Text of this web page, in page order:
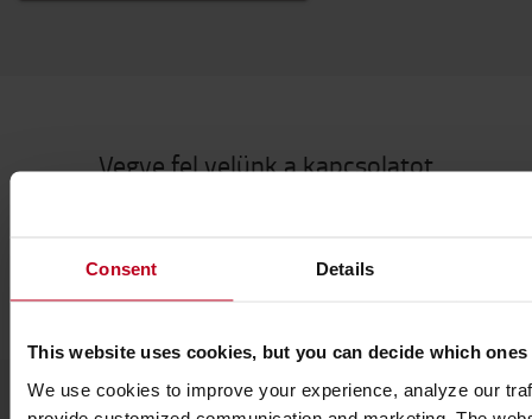
Consent Details
This website uses cookies, but you can decide which ones
We use cookies to improve your experience, analyze our
Vegye fel velünk a kapcsolatot